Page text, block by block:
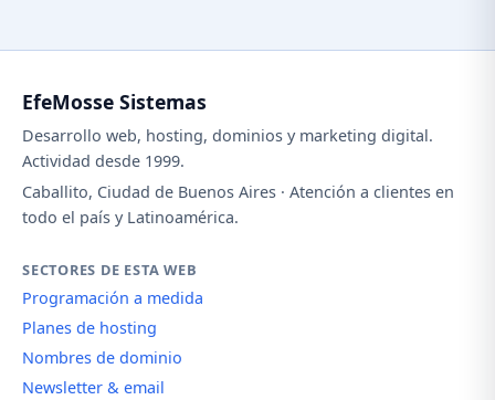
EfeMosse Sistemas
Desarrollo web, hosting, dominios y marketing digital.
Actividad desde 1999.
Caballito, Ciudad de Buenos Aires · Atención a clientes en
todo el país y Latinoamérica.
SECTORES DE ESTA WEB
Programación a medida
Planes de hosting
Nombres de dominio
Newsletter & email